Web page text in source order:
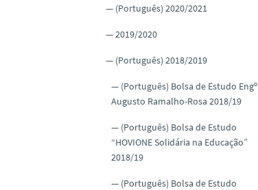
(Português) 2020/2021
2019/2020
(Português) 2018/2019
(Português) Bolsa de Estudo Engº
Augusto Ramalho-Rosa 2018/19
(Português) Bolsa de Estudo
“HOVIONE Solidária na Educação”
2018/19
(Português) Bolsa de Estudo